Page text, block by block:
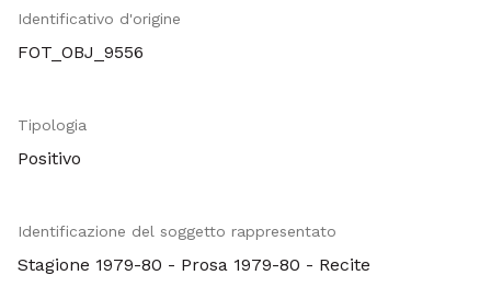
Metadati
Identificativo d'origine
FOT_OBJ_9556
Tipologia
Positivo
Identificazione del soggetto rappresentato
Stagione 1979-80 - Prosa 1979-80 - Recite